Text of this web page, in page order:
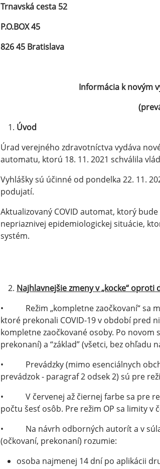
Trnavská cesta 52
P.O.BOX 45
826 45 Bratislava
Informácia k novým
Úvod
Úrad verejného zdravotníctva vydáva
automatu, ktorú 18. 11. 2021 schválila
Vyhlášky sú účinné od pondelka 22. 11.
podujatí.
Aktualizovaný COVID automat, ktorý
nepriaznivej epidemiologickej situácie,
systém.
Najhlavnejšie zmeny v „kocke“
• Režim „kompletne zaočkovaní“ sa
ktoré prekonali COVID-19 v období pred
kompletne zaočkované osoby. Po novom
prekonaní) a “základ” (všetci, bez ohľadu
• Prevádzky (mimo esenciálnych
prevádzok - paragraf 2 odsek 2) sú pre
• V červenej až čiernej farbe sa pre
počtu šesť osôb. Pre režim OP sa limity v
• Na návrh odborných autorít a v
(očkovaní, prekonaní) rozumie:
osoba najmenej 14 dní po aplikácii